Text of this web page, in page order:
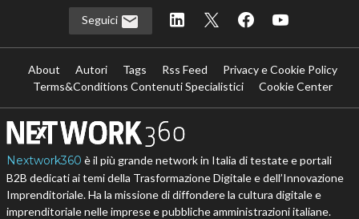
Seguici
About Autori Tags Rss Feed
Privacy e Cookie Policy
Terms&Conditions Contenuti Specialistici
Cookie Center
Nextwork360 è il più grande network in Italia di testate e portali
B2B dedicati ai temi della Trasformazione Digitale e dell’Innovazione
Imprenditoriale. Ha la missione di diffondere la cultura digitale e
imprenditoriale nelle imprese e pubbliche amministrazioni italiane.